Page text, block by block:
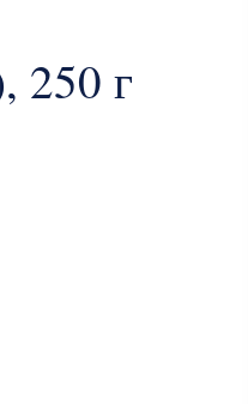
250 г